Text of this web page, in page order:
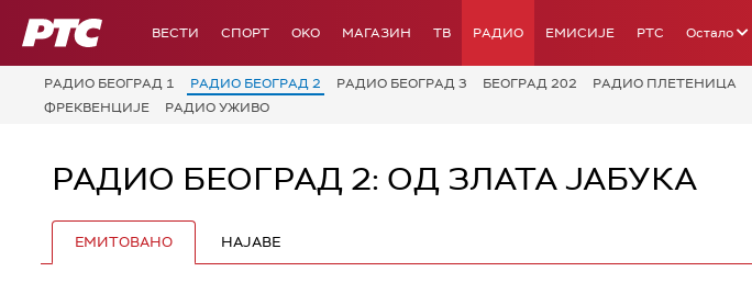
РТС ВЕСТИ СПОРТ OKO МАГАЗИН ТВ РАДИО ЕМИСИЈЕ РТС Остало
РАДИО БЕОГРАД 1 РАДИО БЕОГРАД 2 РАДИО БЕОГРАД 3 БЕОГРАД 202 РАДИО ПЛЕТЕНИЦА
ФРЕКВЕНЦИЈЕ
РАДИО УЖИВО
РАДИО БЕОГРАД 2: ОД ЗЛАТА ЈАБУКА
ЕМИТОВАНО НАЈАВЕ